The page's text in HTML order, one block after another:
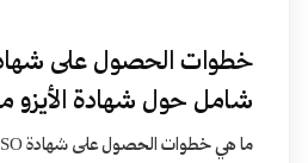
شامل حول شهادة الأيزو